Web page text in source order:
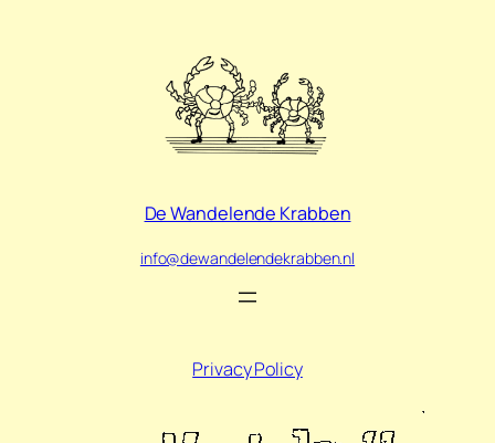
De Wandelende Krabben
info@dewandelendekrabben.nl
Privacy Policy